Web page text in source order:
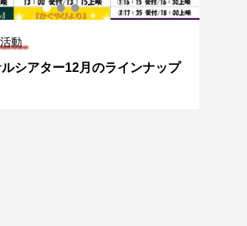
インナップ 「Kotoまぜこぜパーク